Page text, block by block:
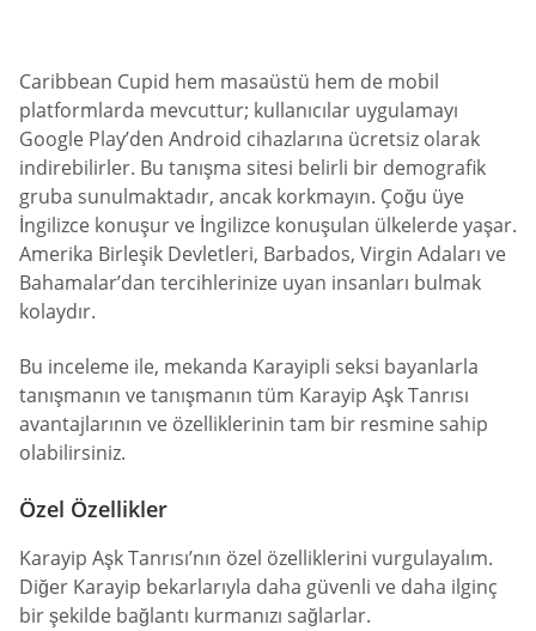
Caribbean Cupid hem masaüstü hem de mobil
platformlarda mevcuttur; kullanıcılar uygulamayı
Google Play’den Android cihazlarına ücretsiz olarak
indirebilirler. Bu tanışma sitesi belirli bir demografik
gruba sunulmaktadır, ancak korkmayın. Çoğu üye
İngilizce konuşur ve İngilizce konuşulan ülkelerde yaşar.
Amerika Birleşik Devletleri, Barbados, Virgin Adaları ve
Bahamalar’dan tercihlerinize uyan insanları bulmak
kolaydır.
Bu inceleme ile, mekanda Karayipli seksi bayanlarla
tanışmanın ve tanışmanın tüm Karayip Aşk Tanrısı
avantajlarının ve özelliklerinin tam bir resmine sahip
olabilirsiniz.
Özel Özellikler
Karayip Aşk Tanrısı’nın özel özelliklerini vurgulayalım.
Diğer Karayip bekarlarıyla daha güvenli ve daha ilginç
bir şekilde bağlantı kurmanızı sağlarlar.